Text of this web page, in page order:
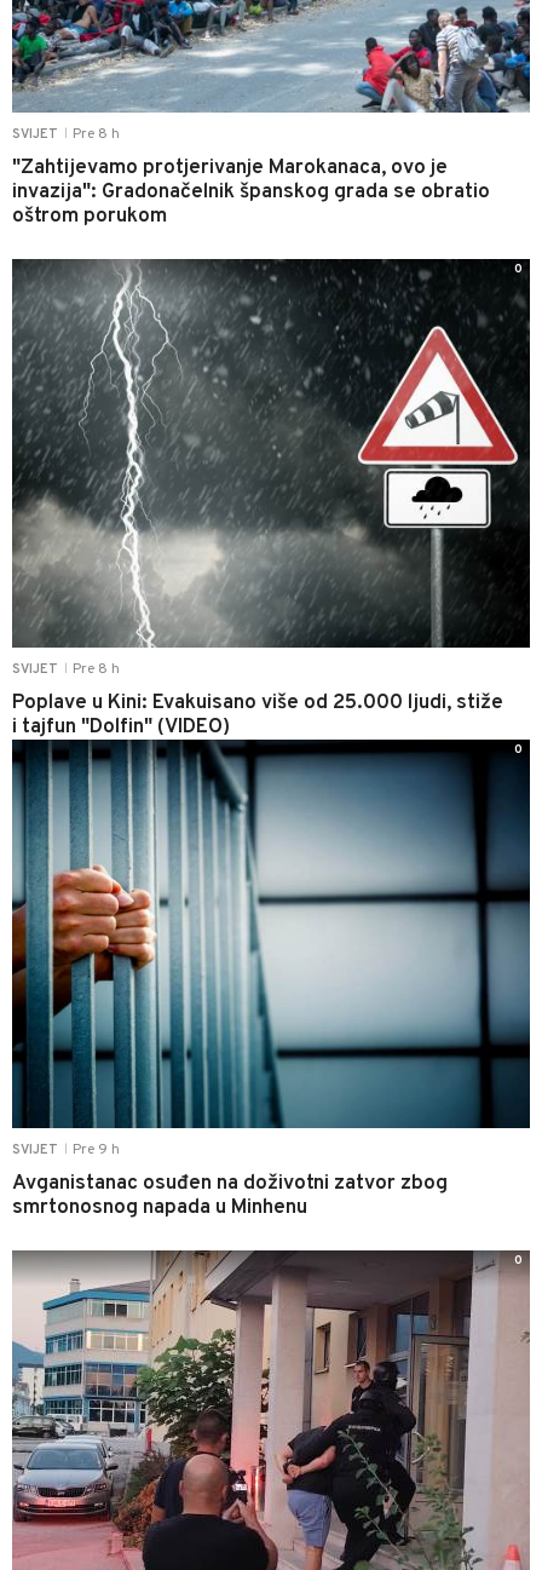
SVIJET Pre 8 h
"Zahtijevamo protjerivanje Marokanaca, ovo je
invazija": Gradonačelnik španskog grada se obratio
oštrom porukom
SVIJET Pre 8 h
Poplave u Kini: Evakuisano više od 25.000 ljudi, stiže
i tajfun "Dolfin" (VIDEO)
0
SVIJET Pre 9 h
Avganistanac osuđen na doživotni zatvor zbog
smrtonosnog napada u Minhenu
0
0